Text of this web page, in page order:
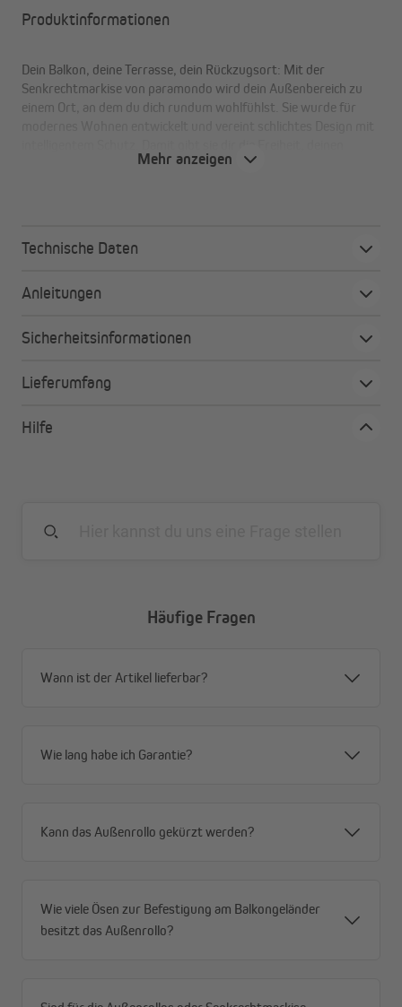
Produktinformationen
Dein Balkon, deine Terrasse, dein Rückzugsort: Mit der
Senkrechtmarkise von paramondo wird dein Außenbereich zu
einem Ort, an dem du dich rundum wohlfühlst. Sie wurde für
Außenbereich ganz nach deinen Vorstellungen zu gestalten. Wie
Privatsphäre mit Durchblick – tagsüber von außen
Angriffsfläche, mehr Stabilität
einsatzbereit, auch nach Regen
Hoher UV-Schutz (90 %) und UPF 50+ – zuverlässiger
Schutz vor schädlicher Strahlung
Mehr anzeigen
Technische Daten
Anleitungen
Sicherheitsinformationen
Lieferumfang
Hilfe
Häufige Fragen
Wann ist der Artikel lieferbar?
Wie lang habe ich Garantie?
Kann das Außenrollo gekürzt werden?
Wie viele Ösen zur Befestigung am Balkongeländer
besitzt das Außenrollo?